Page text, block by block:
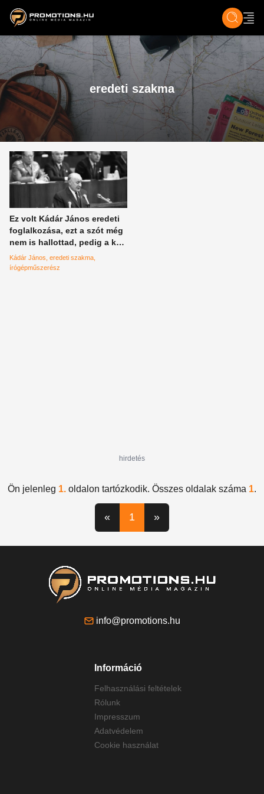
ZENE, FILM & KULT ÉLET TECH &
eredeti szakma
Ez volt Kádár János eredeti
foglalkozása, ezt a szót még
nem is hallottad, pedig a kor
krémjébe tartozott
Kádár János eredeti szakma
írógépműszerész
hirdetés
Ön jelenleg 1. oldalon tartózkodik. Összes oldalak száma 1.
« 1 »
info@promotions.hu
Információ
Felhasználási feltételek
Rólunk
Impresszum
Adatvédelem
Cookie használat